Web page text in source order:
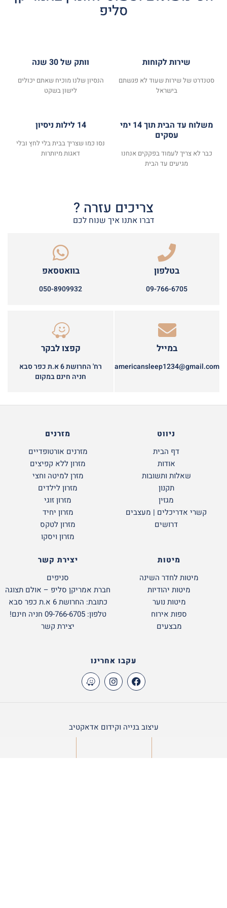
סליפ
שירות לקוחות
סטנדרט של שירות שעוד לא פגשתם
בישראל
וותק של 30 שנה
הנסיון שלנו מוכיח שאתם יכולים
לישון בשקט
משלוח עד הבית תוך 14 ימי
עסקים
כבר לא צריך לעמוד בפקקים אנחנו
מגיעים עד הבית
14 לילות ניסיון
נסו כמו שצריך בבית בלי לחץ ובלי
דאגות מיותרות
צריכים עזרה ?
דברו אתנו איך שנוח לכם
בטלפון
09-766-6705
בוואטסאפ
050-8909932
במייל
americansleep1234@gmail.com
קפצו לבקר
רח' החרושת 6 א.ת כפר סבא
חניה חינם במקום
ניווט
דף הבית
אודות
שאלות ותשובות
תקנון
מגזין
קשרי אדריכלים | מעצבים
דרושים
מזרנים
מזרנים אורטופדיים
מזרון ללא קפיצים
מזרן למיטה וחצי
מזרון לילדים
מזרון זוגי
מזרון יחיד
מזרון לטקס
מזרון ויסקו
מיטות
מיטות לחדר השינה
מיטות יהודיות
מיטות נוער
ספות אירוח
מבצעים
יצירת קשר
סניפים
חברת אמריקן סליפ – אולם תצוגה
כתובת: החרושת 6 א.ת כפר סבא
טלפון: 09-766-6705 חניה חינם!
יצירת קשר
עקבו אחרינו
עיצוב בנייה וקידום אדאקטיב